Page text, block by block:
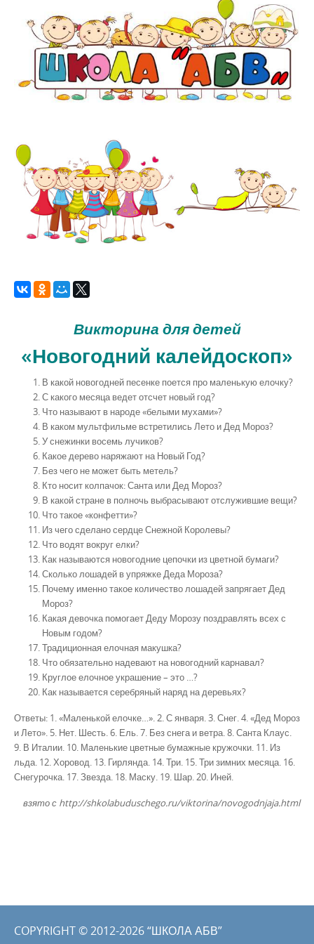
Викторина для детей
«Новогодний калейдоскоп»
В какой новогодней песенке поется про маленькую елочку?
С какого месяца ведет отсчет новый год?
Что называют в народе «белыми мухами»?
В каком мультфильме встретились Лето и Дед Мороз?
У снежинки восемь лучиков?
Какое дерево наряжают на Новый Год?
Без чего не может быть метель?
Кто носит колпачок: Санта или Дед Мороз?
В какой стране в полночь выбрасывают отслужившие вещи?
Что такое «конфетти»?
Из чего сделано сердце Снежной Королевы?
Что водят вокруг елки?
Как называются новогодние цепочки из цветной бумаги?
Сколько лошадей в упряжке Деда Мороза?
Почему именно такое количество лошадей запрягает Дед
Мороз?
Какая девочка помогает Деду Морозу поздравлять всех с
Новым годом?
Традиционная елочная макушка?
Что обязательно надевают на новогодний карнавал?
Круглое елочное украшение – это …?
Как называется серебряный наряд на деревьях?
Ответы: 1. «Маленькой елочке…». 2. С января. 3. Снег. 4. «Дед Мороз
и Лето». 5. Нет. Шесть. 6. Ель. 7. Без снега и ветра. 8. Санта Клаус.
9. В Италии. 10. Маленькие цветные бумажные кружочки. 11. Из
льда. 12. Хоровод. 13. Гирлянда. 14. Три. 15. Три зимних месяца. 16.
Снегурочка. 17. Звезда. 18. Маску. 19. Шар. 20. Иней.
взято с http://shkolabuduschego.ru/viktorina/novogodnjaja.html
COPYRIGHT © 2012-2026 “ШКОЛА АБВ”